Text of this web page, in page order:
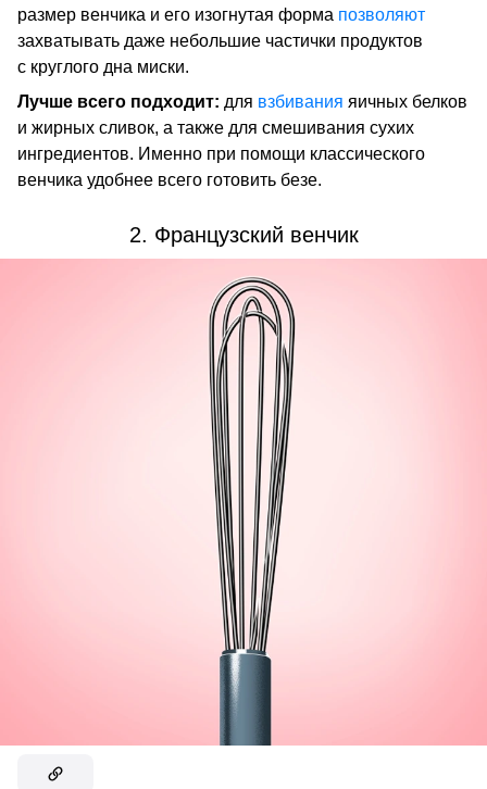
размер венчика и его изогнутая форма позволяют
захватывать даже небольшие частички продуктов
с круглого дна миски.
Лучше всего подходит: для взбивания яичных белков
и жирных сливок, а также для смешивания сухих
ингредиентов. Именно при помощи классического
венчика удобнее всего готовить безе.
2. Французский венчик